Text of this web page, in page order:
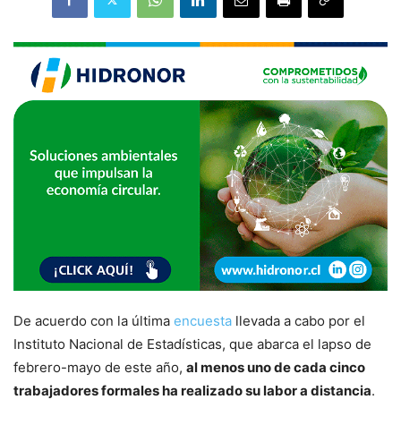
De acuerdo con la última encuesta llevada a cabo por el
Instituto Nacional de Estadísticas, que abarca el lapso de
febrero-mayo de este año, al menos uno de cada cinco
trabajadores formales ha realizado su labor a distancia.